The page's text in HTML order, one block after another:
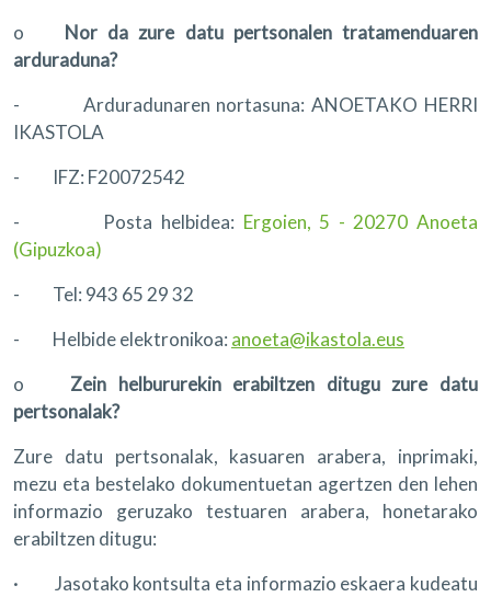
o Nor da zure datu pertsonalen tratamenduaren
arduraduna?
- Arduradunaren nortasuna: ANOETAKO HERRI
IKASTOLA
- IFZ: F20072542
- Posta helbidea: Ergoien, 5 - 20270 Anoeta
(Gipuzkoa)
- Tel: 943 65 29 32
- Helbide elektronikoa: anoeta@ikastola.eus
o Zein helbururekin erabiltzen ditugu zure datu
pertsonalak?
Zure datu pertsonalak, kasuaren arabera, inprimaki,
mezu eta bestelako dokumentuetan agertzen den lehen
informazio geruzako testuaren arabera, honetarako
erabiltzen ditugu:
· Jasotako kontsulta eta informazio eskaera kudeatu